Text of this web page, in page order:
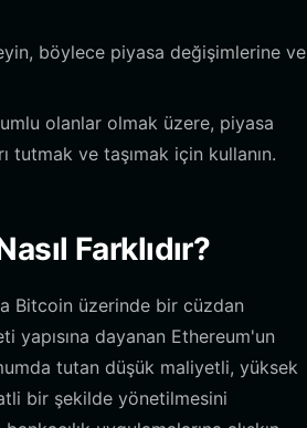
böylece piyasa değişimlerine ve
olanlar olmak üzere, piyasa
tutmak ve taşımak için kullanın.
Farklıdır?
Bitcoin üzerinde bir cüzdan
yapısına dayanan Ethereum'un
tutan düşük maliyetli, yüksek
bir şekilde yönetilmesini